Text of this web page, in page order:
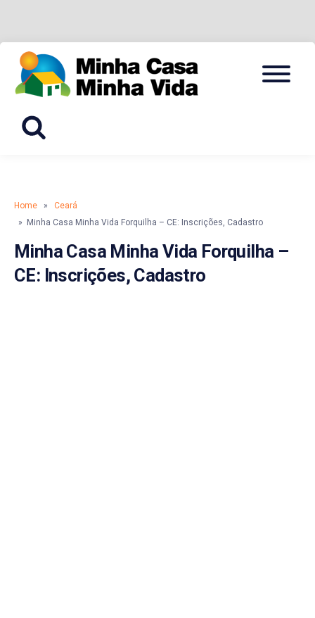
content
MINHA
CADASTRO, INSCRIÇÃO E SIMULADOR
Menu
Home »
Ceará
» Minha Casa Minha Vida Forquilha – CE: Inscrições, Cadastro
Minha Casa Minha Vida Forquilha –
CE: Inscrições, Cadastro